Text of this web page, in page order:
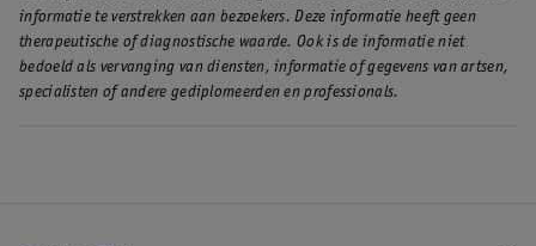
informatie te verstrekken aan bezoekers. Deze informatie heeft geen
therapeutische of diagnostische waarde. Ook is de informatie niet
bedoeld als vervanging van diensten, informatie of gegevens van artsen,
specialisten of andere gediplomeerden en professionals.